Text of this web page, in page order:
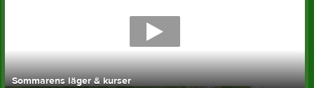
Sommarens läger & kurser